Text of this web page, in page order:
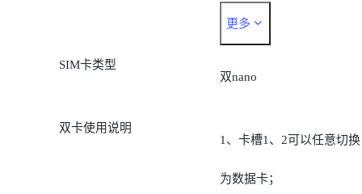
B34/B38/B39/B40/B41/
B43/B48
B1/B3/B5/B8/B18/B19/
B28A
更多
SIM卡类型
双nano
双卡使用说明
1、卡槽1、2可以任意切换
为数据卡；